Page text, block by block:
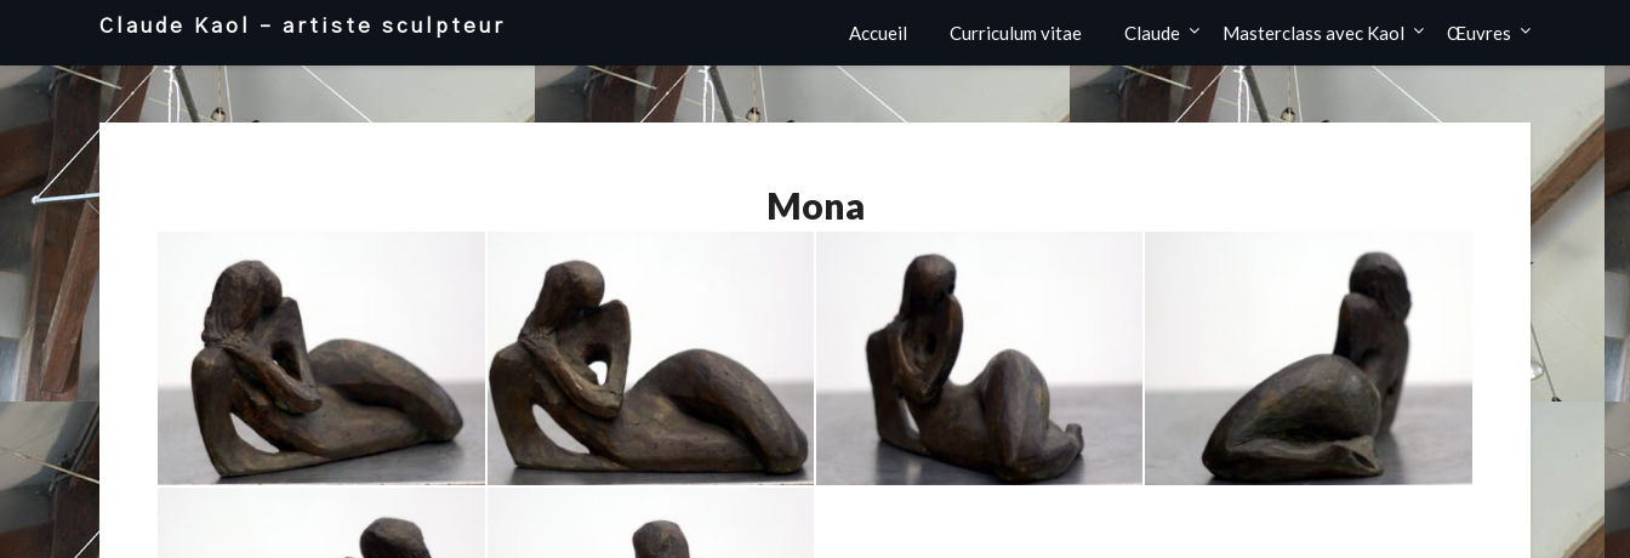
content
Claude Kaol – artiste sculpteur Accueil Curriculum vitae Claude Masterclass avec Kaol Œuvres
Mona